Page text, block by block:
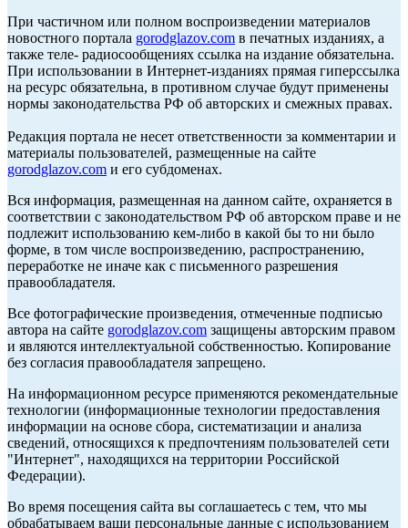
При частичном или полном воспроизведении материалов
новостного портала gorodglazov.com в печатных изданиях, а
также теле- радиосообщениях ссылка на издание обязательна.
При использовании в Интернет-изданиях прямая гиперссылка
на ресурс обязательна, в противном случае будут применены
нормы законодательства РФ об авторских и смежных правах.
Редакция портала не несет ответственности за комментарии и
материалы пользователей, размещенные на сайте
gorodglazov.com и его субдоменах.
Вся информация, размещенная на данном сайте, охраняется в
соответствии с законодательством РФ об авторском праве и не
подлежит использованию кем-либо в какой бы то ни было
форме, в том числе воспроизведению, распространению,
переработке не иначе как с письменного разрешения
правообладателя.
Все фотографические произведения, отмеченные подписью
автора на сайте gorodglazov.com защищены авторским правом
и являются интеллектуальной собственностью. Копирование
без согласия правообладателя запрещено.
На информационном ресурсе применяются рекомендательные
технологии (информационные технологии предоставления
информации на основе сбора, систематизации и анализа
сведений, относящихся к предпочтениям пользователей сети
"Интернет", находящихся на территории Российской
Федерации).
Во время посещения сайта вы соглашаетесь с тем, что мы
обрабатываем ваши персональные данные с использованием